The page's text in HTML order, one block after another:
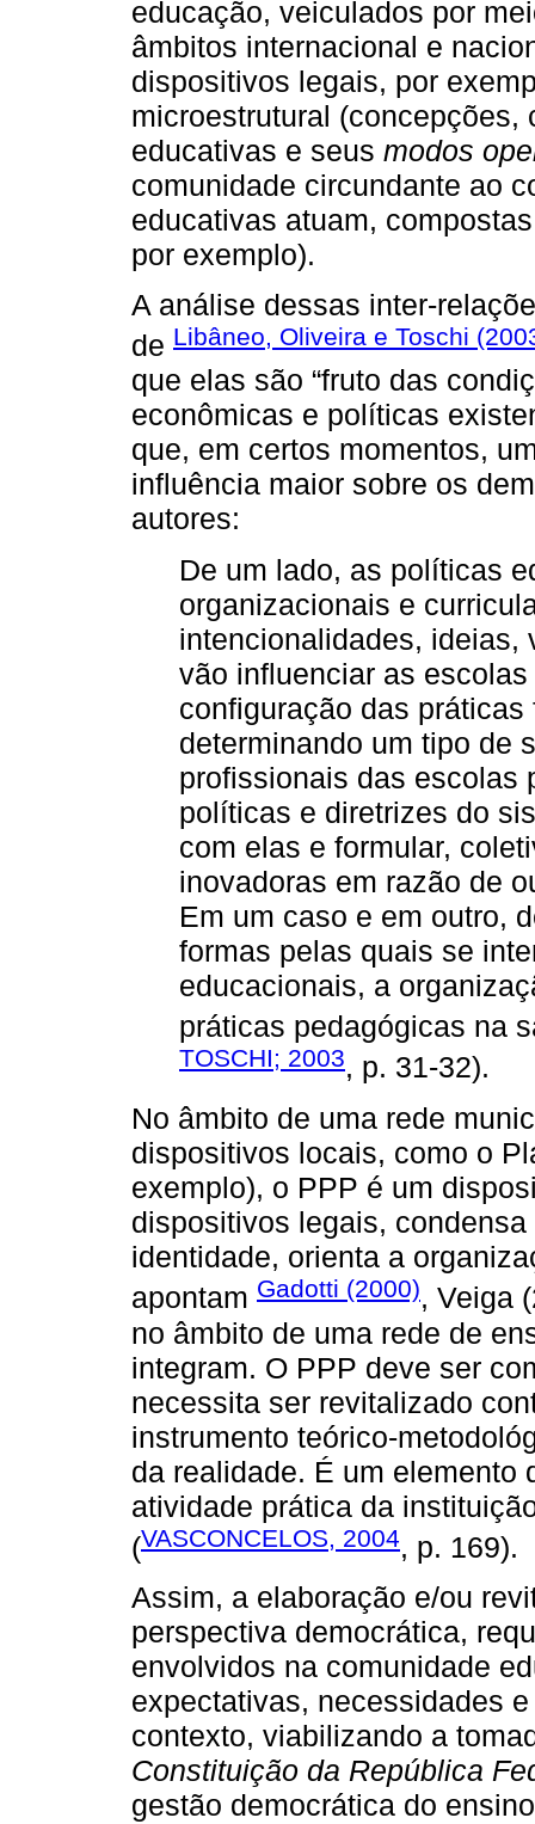
educação, veiculados por
âmbitos internacional e
dispositivos legais, por
microestrutural
educativas e seus modos
comunidade circundante ao
educativas atuam,
por exemplo).
A análise dessas inter-
de Libâneo, Oliveira e Toschi
que elas são “fruto das
econômicas e políticas
que, em certos momentos,
influência maior sobre os
autores:
De um lado, as políticas
organizacionais e
intencionalidades, ideias,
vão influenciar as
configuração das
determinando um tipo de
profissionais das escolas
políticas e diretrizes do
com elas e formular,
inovadoras em razão de
Em um caso e em outro,
formas pelas quais se
educacionais, a
práticas pedagógicas na
TOSCHI; 2003, p. 31-32).
No âmbito de uma rede
dispositivos locais, como o
exemplo), o PPP é um
dispositivos legais,
identidade, orienta a
apontam Gadotti (2000), Veiga
no âmbito de uma rede de
integram. O PPP deve ser
necessita ser revitalizado
instrumento teórico-
da realidade. É um elemento
atividade prática da
(VASCONCELOS, 2004, p. 169).
Assim, a elaboração e/ou
perspectiva democrática,
envolvidos na comunidade
expectativas, necessidades
contexto, viabilizando a
Constituição da República
gestão democrática do